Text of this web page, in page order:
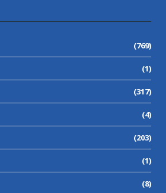
(769)
(1)
(317)
(4)
(203)
(1)
(8)